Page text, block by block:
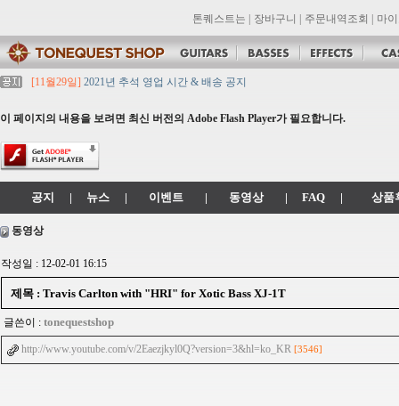
톤퀘스트는 장바구니 주문내역조회 마
[11월29일] 2021년 추석 영업 시간 & 배송 공지
[11월29일]2021년 설 영업 시간 & 배송 공지
[11월29일]
톤퀘스트 10월 휴무일 안내입니다.
이 페이지의 내용을 보려면 최신 버전의 Adobe Flash Player가 필요합니다.
공지 | 뉴스 | 이벤트 | 동영상 | FAQ | 상품
동영상
작성일 : 12-02-01 16:15
제목 : Travis Carlton with "HRI" for Xotic Bass XJ-1T
글쓴이 : tonequestshop
http://www.youtube.com/v/2Eaezjkyl0Q?version=3&hl=ko_KR [3546]